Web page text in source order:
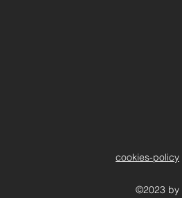
cookies-policy
©2023 by